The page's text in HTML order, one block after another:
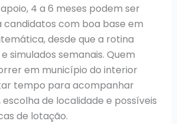
4 a 6 meses podem ser
candidatos com boa base em
desde que a rotina
simulados semanais. Quem
em município do interior
tempo para acompanhar
de localidade e possíveis
de lotação.